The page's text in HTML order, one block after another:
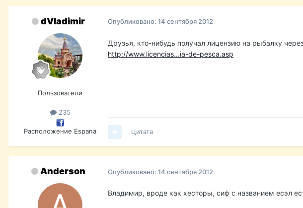
dVladimir
Пользователи
235
Расположение Espana
Опубликовано: 14 сентября 2012
Друзья, кто-нибудь получал лицензию на рыбалку
http://www.licencias...ia-de-pesca.asp
Цитата
Anderson Опубликовано: 14 сентября 2012
Владимир, вроде как хесторы, сиф с названием есэл